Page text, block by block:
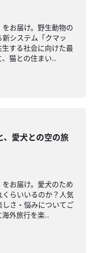
お届け。野生動物の
システム「クマッ
する社会に向けた最
猫との住まい...
、愛犬との空の旅
お届け。愛犬のため
らいいるのか？人気
さ・悩みについてご
外旅行を楽...